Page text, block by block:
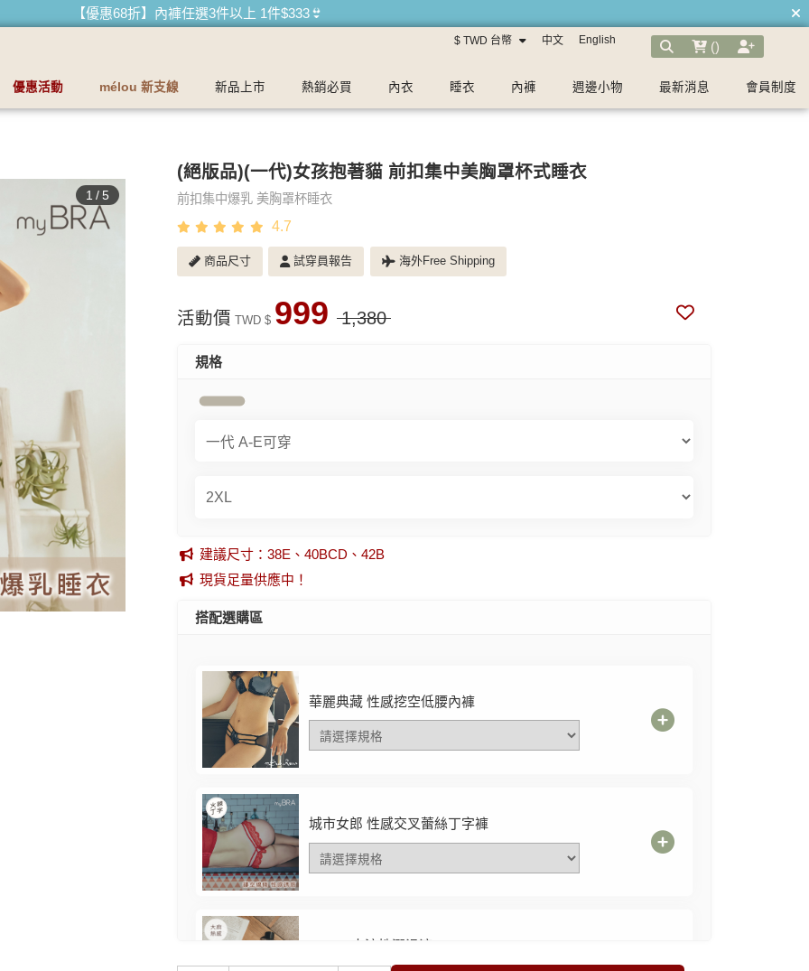
妳的內衣品牌【優惠68折】內褲任選3件以上 1件$333👙
【夏日滿額贈】把衣物壓縮收納袋回家 🌞
$ TWD 台幣 中文 English ()
優惠活動 mélou 新支線 新品上市 熱銷必買 內衣 睡衣 內褲 週邊小物 最新消息 會員制度
1 /5
(絕版品)(一代)女孩抱著貓 前扣集中美胸罩杯式睡衣
前扣集中爆乳 美胸罩杯睡衣
4.7
商品尺寸 試穿員報告 海外Free Shipping
活動價 TWD $ 999 1,380
規格
建議尺寸：38E、40BCD、42B
現貨足量供應中！
搭配選購區
華麗典藏 性感挖空低腰內褲
城市女郎 性感交叉蕾絲丁字褲
HARU 水溶性潤滑液